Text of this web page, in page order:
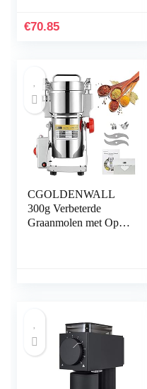
€70.85
CGOLDENWALL
300g Verbeterde
Graanmolen met Open-
Handleiding